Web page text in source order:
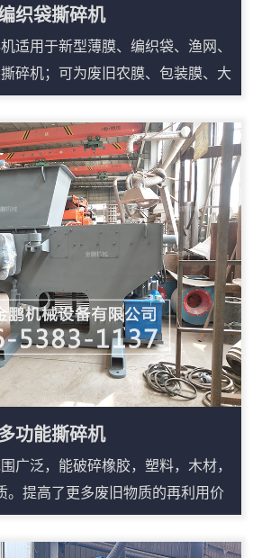
织袋撕碎机
适用于新型薄膜、编织袋、渔网、
碎机；可为废旧农膜、包装膜、大
食品袋、水泥袋、废旧渔网等原料
如；编织袋，的连续性粉碎生产提
案。该加工工艺中，将废旧的编织
型编织袋撕碎机通过电机→传动减
轴上安装的N把动刀与机架上安装
袋撕碎，经分离水槽将编织袋...
功能撕碎机
广泛，能破碎橡胶，塑料，木材，
。提高了更多废旧物质的再利用价
料袋，蛇皮袋，吨包袋，渔网，轮
广泛使用。如何有效地回收使用过